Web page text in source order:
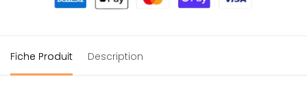
Fiche Produit Description